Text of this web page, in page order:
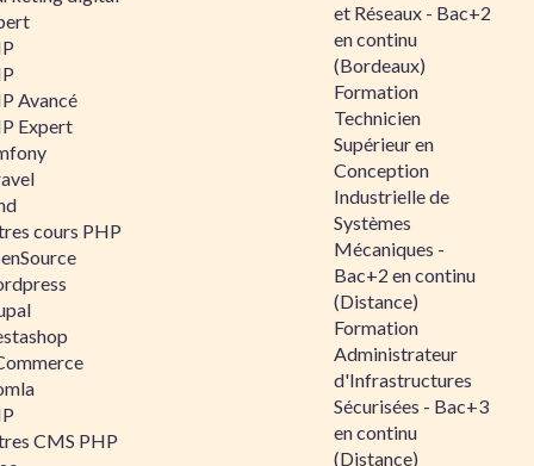
Avancé
Expert
cours PHP
CMS PHP
et Réseaux - Bac+2
en continu
(Bordeaux)
Formation
Technicien
Supérieur en
Conception
Industrielle de
Systèmes
Mécaniques -
Bac+2 en continu
(Distance)
Formation
Administrateur
d'Infrastructures
Sécurisées - Bac+3
en continu
(Distance)